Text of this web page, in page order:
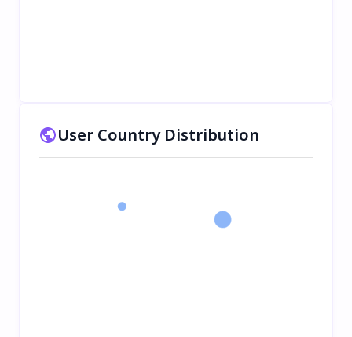
User Country Distribution